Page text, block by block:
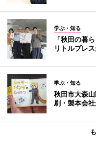
学ぶ・知る
「秋田の暮
リトルプレ
学ぶ・知る
秋田市大森
刷・製本会